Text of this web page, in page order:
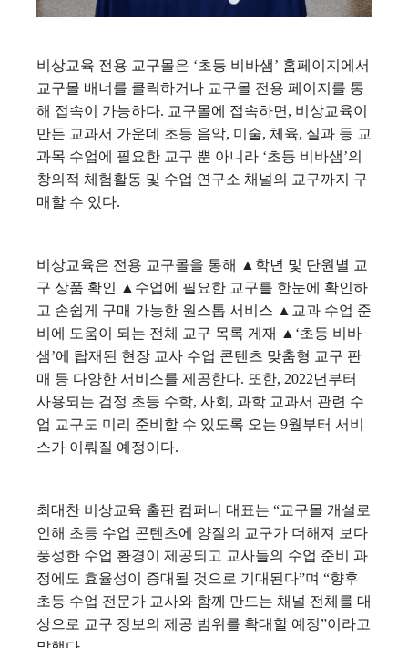
비상교육 전용 교구몰은 ‘초등 비바샘’ 홈페이지에서
교구몰 배너를 클릭하거나 교구몰 전용 페이지를 통
해 접속이 가능하다. 교구몰에 접속하면, 비상교육이
만든 교과서 가운데 초등 음악, 미술, 체육, 실과 등 교
과목 수업에 필요한 교구 뿐 아니라 ‘초등 비바샘’의
창의적 체험활동 및 수업 연구소 채널의 교구까지 구
매할 수 있다.
비상교육은 전용 교구몰을 통해 ▲학년 및 단원별 교
구 상품 확인 ▲수업에 필요한 교구를 한눈에 확인하
고 손쉽게 구매 가능한 원스톱 서비스 ▲교과 수업 준
비에 도움이 되는 전체 교구 목록 게재 ▲‘초등 비바
샘’에 탑재된 현장 교사 수업 콘텐츠 맞춤형 교구 판
매 등 다양한 서비스를 제공한다. 또한, 2022년부터
사용되는 검정 초등 수학, 사회, 과학 교과서 관련 수
업 교구도 미리 준비할 수 있도록 오는 9월부터 서비
스가 이뤄질 예정이다.
최대찬 비상교육 출판 컴퍼니 대표는 “교구몰 개설로
인해 초등 수업 콘텐츠에 양질의 교구가 더해져 보다
풍성한 수업 환경이 제공되고 교사들의 수업 준비 과
정에도 효율성이 증대될 것으로 기대된다”며 “향후
초등 수업 전문가 교사와 함께 만드는 채널 전체를 대
상으로 교구 정보의 제공 범위를 확대할 예정”이라고